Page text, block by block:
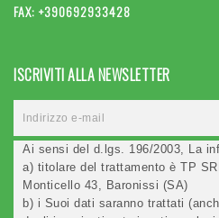
FAX: +390692933428
ISCRIVITI ALLA NEWSLETTER
Ai sensi del d.lgs. 196/2003, La
a) titolare del trattamento è TP
Monticello 43, Baronissi (SA)
b) i Suoi dati saranno trattati